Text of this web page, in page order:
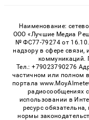
Наименование:
ООО «Лучшие Медиа
№ ФС77-79274 от
надзору в сфере
коммуникаций.
Тел.: +79023790276
частичном или полном
портала
радиосообщениях
использовании в
ресурс
нормы